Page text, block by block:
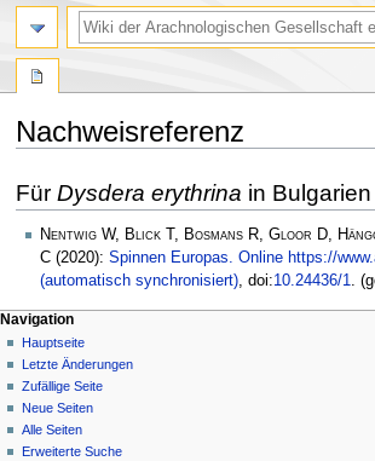
Nachweisreferenz
Navigation
springen
Suche
springen
Für Dysdera erythrina in
Nentwig W, Blick T, Bosmans R, Gloor D,
C (2020): Spinnen Europas. Online https://
(automatisch synchronisiert), doi:10.24436/1.
Navigation
Hauptseite
Letzte Änderungen
Zufällige Seite
Neue Seiten
Alle Seiten
Erweiterte Suche